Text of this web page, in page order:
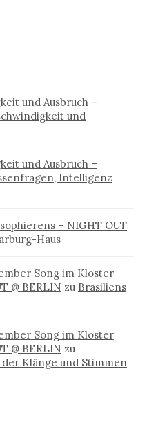
und Ausbruch –
und
und Ausbruch –
Intelligenz
– NIGHT OUT
Haus
Song im Kloster
@ BERLIN zu Brasiliens
Song im Kloster
@ BERLIN zu
Klänge und Stimmen